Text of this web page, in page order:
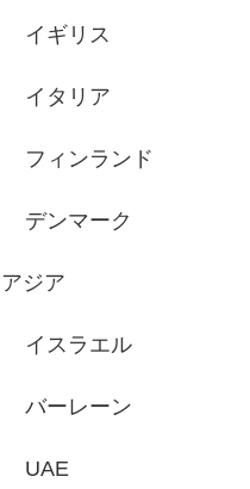
イギリス
イタリア
フィンランド
デンマーク
アジア
イスラエル
バーレーン
UAE